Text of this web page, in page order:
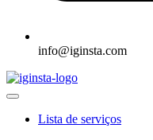
info@iginsta.com
Lista de serviços